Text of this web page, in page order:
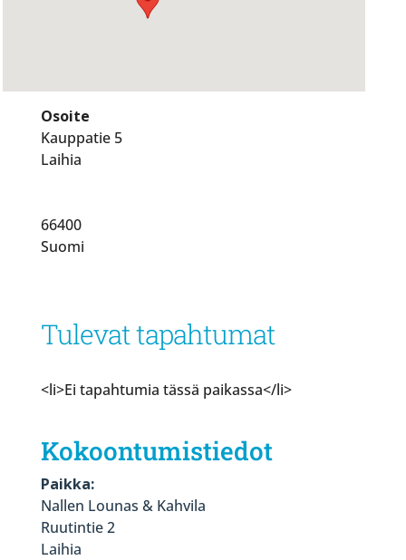
Osoite
Kauppatie 5
Laihia
66400
Suomi
Tulevat tapahtumat
<li>Ei tapahtumia tässä paikassa</li>
Kokoontumistiedot
Paikka:
Nallen Lounas & Kahvila
Ruutintie 2
Laihia